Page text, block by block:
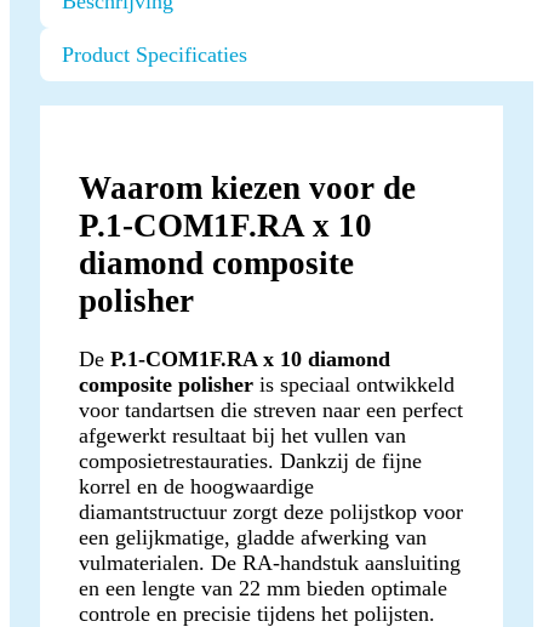
Product Specificaties
Waarom kiezen voor de
P.1-COM1F.RA x 10
diamond composite
polisher
De P.1-COM1F.RA x 10 diamond
composite polisher is speciaal ontwikkeld
voor tandartsen die streven naar een perfect
afgewerkt resultaat bij het vullen van
composietrestauraties. Dankzij de fijne
korrel en de hoogwaardige
diamantstructuur zorgt deze polijstkop voor
een gelijkmatige, gladde afwerking van
vulmaterialen. De RA-handstuk aansluiting
en een lengte van 22 mm bieden optimale
controle en precisie tijdens het polijsten.